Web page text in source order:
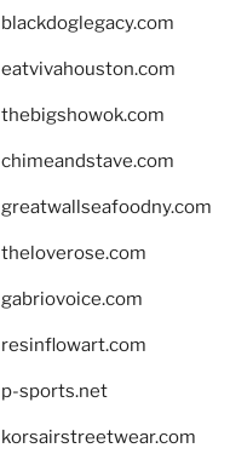
blackdoglegacy.com
eatvivahouston.com
thebigshowok.com
chimeandstave.com
greatwallseafoodny.com
theloverose.com
gabriovoice.com
resinflowart.com
p-sports.net
korsairstreetwear.com